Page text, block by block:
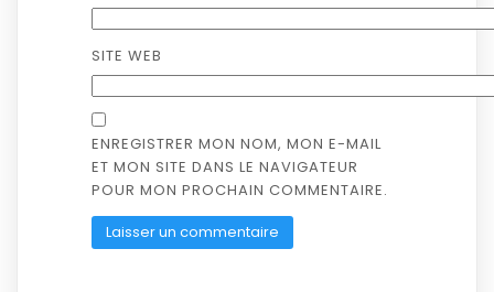
SITE WEB
ENREGISTRER MON NOM, MON E-MAIL
ET MON SITE DANS LE NAVIGATEUR
POUR MON PROCHAIN COMMENTAIRE.